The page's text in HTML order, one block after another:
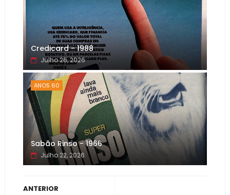
Credicard - 1988
Julho 26, 2026
ANOS 60
Sabão Rinso - 1966
Julho 22, 2026
ANTERIOR